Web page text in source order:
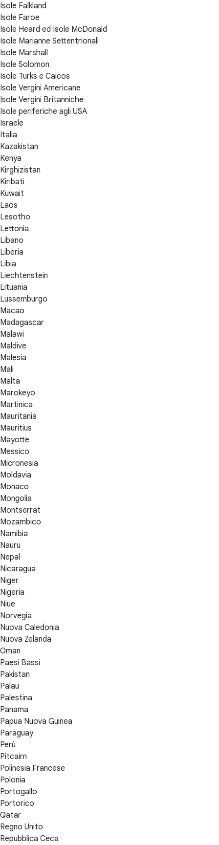
Isole Falkland
Isole Faroe
Isole Heard ed Isole McDonald
Isole Marianne Settentrionali
Isole Marshall
Isole Solomon
Isole Turks e Caicos
Isole Vergini Americane
Isole Vergini Britanniche
Isole periferiche agli USA
Israele
Italia
Kazakistan
Kenya
Kirghizistan
Kiribati
Kuwait
Laos
Lesotho
Lettonia
Libano
Liberia
Libia
Liechtenstein
Lituania
Lussemburgo
Macao
Madagascar
Malawi
Maldive
Malesia
Mali
Malta
Marokeyo
Martinica
Mauritania
Mauritius
Mayotte
Messico
Micronesia
Moldavia
Monaco
Mongolia
Montserrat
Mozambico
Namibia
Nauru
Nepal
Nicaragua
Niger
Nigeria
Niue
Norvegia
Nuova Caledonia
Nuova Zelanda
Oman
Paesi Bassi
Pakistan
Palau
Palestina
Panama
Papua Nuova Guinea
Paraguay
Perù
Pitcairn
Polinesia Francese
Polonia
Portogallo
Portorico
Qatar
Regno Unito
Repubblica Ceca